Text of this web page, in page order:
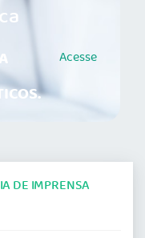
Acesse
DE IMPRENSA